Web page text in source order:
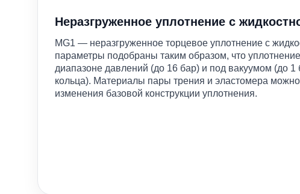
Неразгруженное уплотнение с
MG1 — неразгруженное торцевое уплотнение с
параметры подобраны таким образом, что
диапазоне давлений (до 16 бар) и под вакуумом (до
кольца). Материалы пары трения и эластомера
изменения базовой конструкции уплотнения.